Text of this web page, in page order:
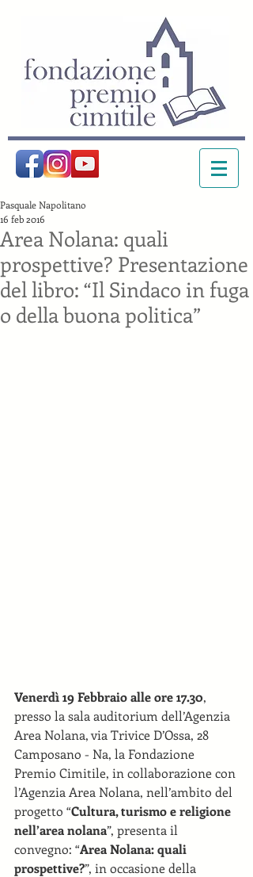
Area Nolana: quali
prospettive? Presentazione
del libro: “Il Sindaco in fuga
o della buona politica”
Pasquale Napolitano
16 feb 2016
Venerdì 19 Febbraio alle ore 17.30,
presso la sala auditorium dell’Agenzia
Area Nolana, via Trivice D’Ossa, 28
Camposano - Na, la Fondazione
Premio Cimitile, in collaborazione con
l’Agenzia Area Nolana, nell’ambito del
progetto “Cultura, turismo e religione
nell’area nolana”, presenta il
convegno: “Area Nolana: quali
prospettive?”, in occasione della